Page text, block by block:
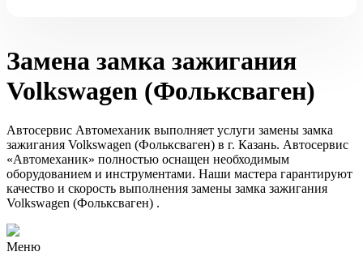
Замена замка зажигания
Volkswagen (Фольксваген)
Автосервис Автомеханик выполняет услуги замены замка
зажигания Volkswagen (Фольксваген) в г. Казань. Автосервис
«Автомеханик» полностью оснащен необходимым
оборудованием и инструментами. Наши мастера гарантируют
качество и скорость выполнения замены замка зажигания
Volkswagen (Фольксваген) .
Меню